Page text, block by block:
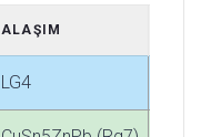
ALAŞIM
LG4